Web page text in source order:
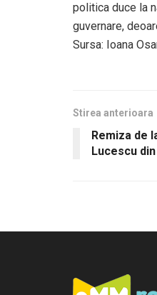
politica duce la
guvernare,
Sursa: Ioana
Stirea anterioara
Remiza de
Lucescu din